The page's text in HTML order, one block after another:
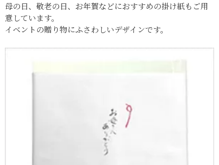
母の日、敬老の日、お年賀などにおすすめの掛け紙もご用
意しています。
イベントの贈り物にふさわしいデザインです。